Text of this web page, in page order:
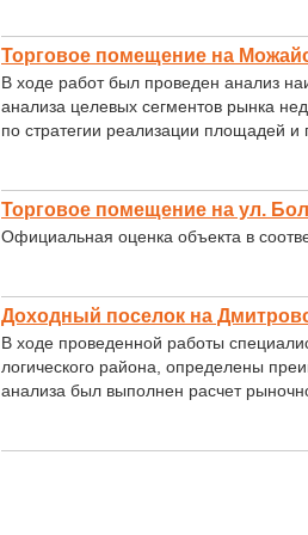
Торговое помещение на
В ходе работ был проведен анализ
анализа целевых сегментов рынка
по стратегии реализации площадей
Торговое помещение на ул.
Официальная оценка объекта в
Доходный поселок на
В ходе проведенной работы
логического района, определены
анализа был выполнен расчет